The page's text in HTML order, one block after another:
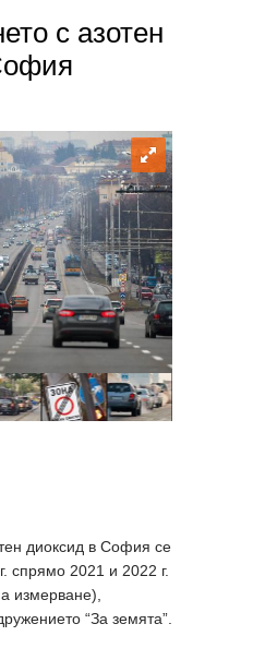
с азотен
диоксид в София се
спрямо 2021 и 2022 г.
измерване),
“За земята”.